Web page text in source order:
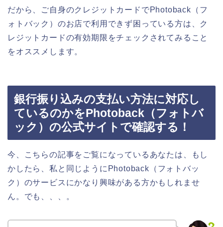
だから、ご自身のクレジットカードでPhotoback（フ
ォトバック）のお店で利用できず困っている方は、ク
レジットカードの有効期限をチェックされてみること
をオススメします。
銀行振り込みの支払い方法に対応し
ているのかをPhotoback（フォトバ
ック）の公式サイトで確認する！
今、こちらの記事をご覧になっているあなたは、もし
かしたら、私と同じようにPhotoback（フォトバッ
ク）のサービスにかなり興味がある方かもしれませ
ん。でも、、、。